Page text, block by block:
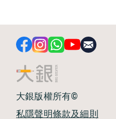
大銀版權所有©
私隱聲明條款及細則